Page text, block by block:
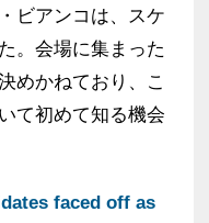
ビアンコは、スケ
。会場に集まった
めかねており、こ
て初めて知る機会
faced off as